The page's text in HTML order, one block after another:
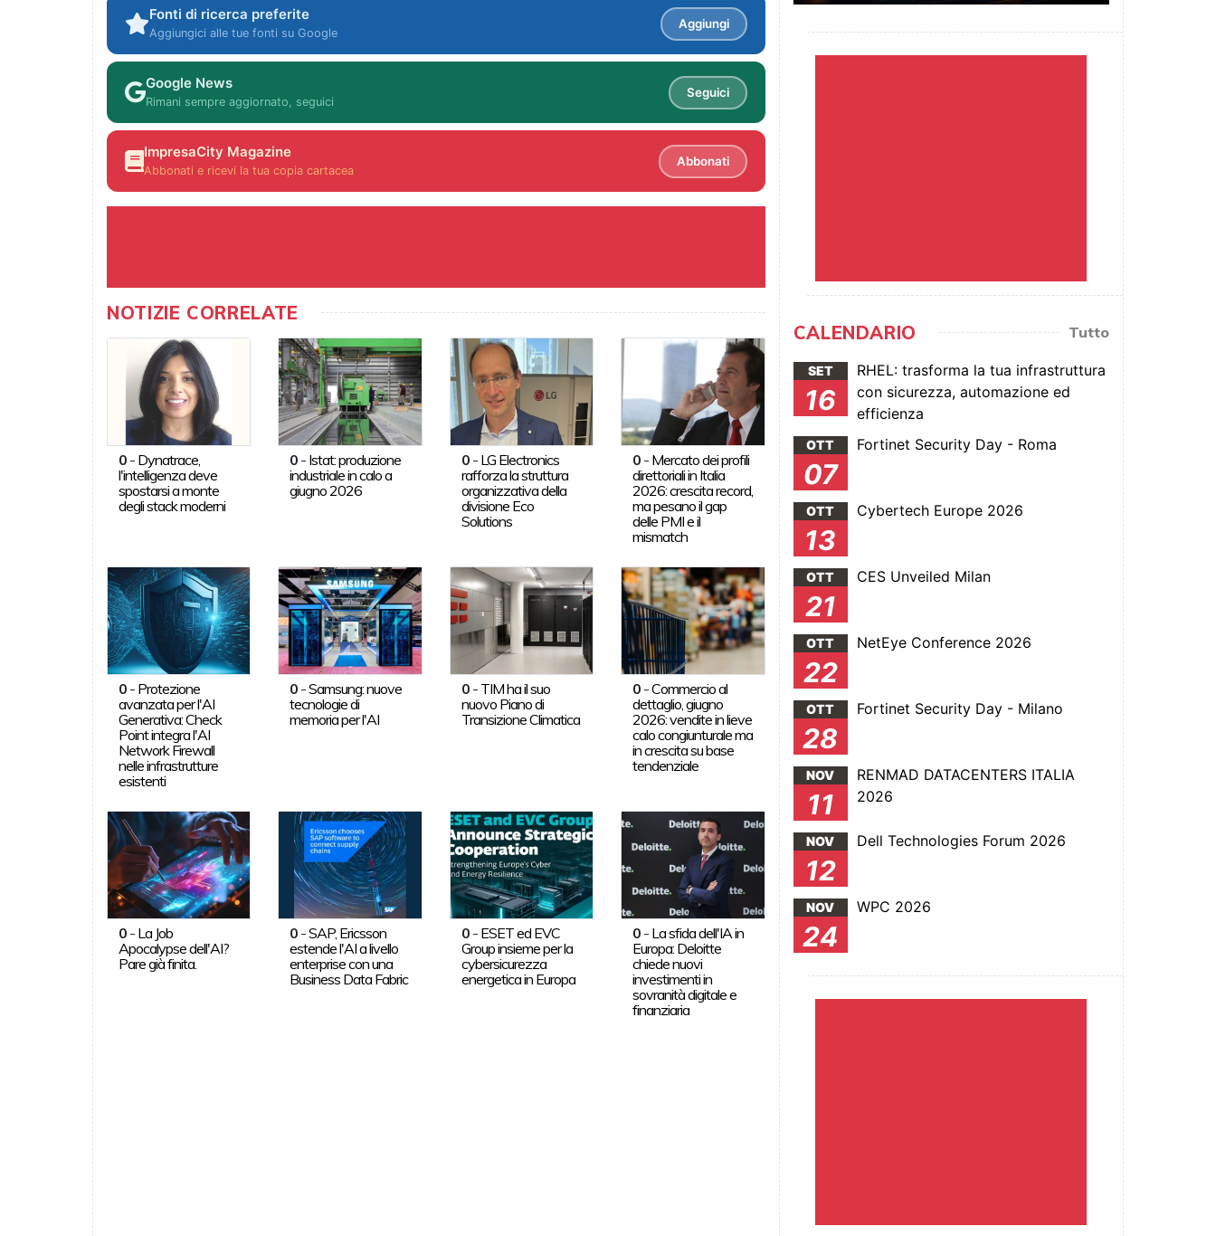
Fonti di ricerca preferite
Aggiungici alle tue fonti su Google
Aggiungi
Google News
Rimani sempre aggiornato, seguici
Seguici
ImpresaCity Magazine
Abbonati e ricevi la tua copia cartacea
Abbonati
NOTIZIE CORRELATE
0- Dynatrace,
l'intelligenza deve
spostarsi a monte
degli stack moderni
0 - Istat: produzione
industriale in calo a
giugno 2026
0- LG Electronics
rafforza la struttura
organizzativa della
divisione Eco
Solutions
0 - Mercato dei profili
direttoriali in Italia
2026: crescita record,
ma pesano il gap
delle PMI e il
mismatch
0- Protezione
avanzata per l'AI
Generativa: Check
Point integra l'AI
Network Firewall
nelle infrastrutture
esistenti
0 -Samsung: nuove
tecnologie di
memoria per l'AI
0- TIM ha il suo
nuovo Piano di
Transizione Climatica
0 -Commercio al
dettaglio, giugno
2026: vendite in lieve
calo congiunturale ma
in crescita su base
tendenziale
0- La Job
Apocalypse dell'AI?
Pare già finita.
0 -SAP, Ericsson
estende l'AI a livello
enterprise con una
Business Data Fabric
0- ESET ed EVC
Group insieme per la
cybersicurezza
energetica in Europa
0 - La sfida dell'IA in
Europa: Deloitte
chiede nuovi
investimenti in
sovranità digitale e
finanziaria
CALENDARIO Tutto
SET
16
RHEL: trasforma la tua infrastruttura
con sicurezza, automazione ed
efficienza
OTT
07
Fortinet Security Day - Roma
OTT
13
Cybertech Europe 2026
OTT
21
CES Unveiled Milan
OTT
22
NetEye Conference 2026
OTT
28
Fortinet Security Day - Milano
NOV
11
RENMAD DATACENTERS ITALIA
2026
NOV
12
Dell Technologies Forum 2026
NOV
24
WPC 2026